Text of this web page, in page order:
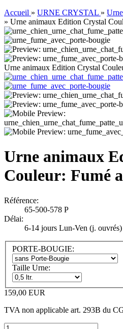
Accueil » URNE CRYSTAL »
» Urne animaux Edition Crystal
Urne animaux Edition Crystal
Urne animaux
Couleur: Fumé
Référence:
65-500-578 P
Délai:
6-14 jours Lun-Ven (j. ouvrés)
PORTE-BOUGIE:
Taille Urne:
159,00 EUR
TVA non applicable art. 293B du